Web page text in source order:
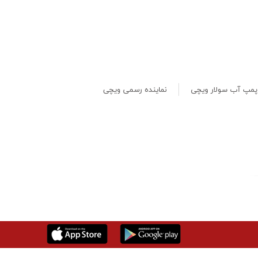
پمپ آب سولار ویچی نماینده رسمی ویچی